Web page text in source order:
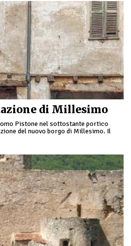
di Millesimo
Pistone nel sottostante portico
del nuovo borgo di Millesimo. Il